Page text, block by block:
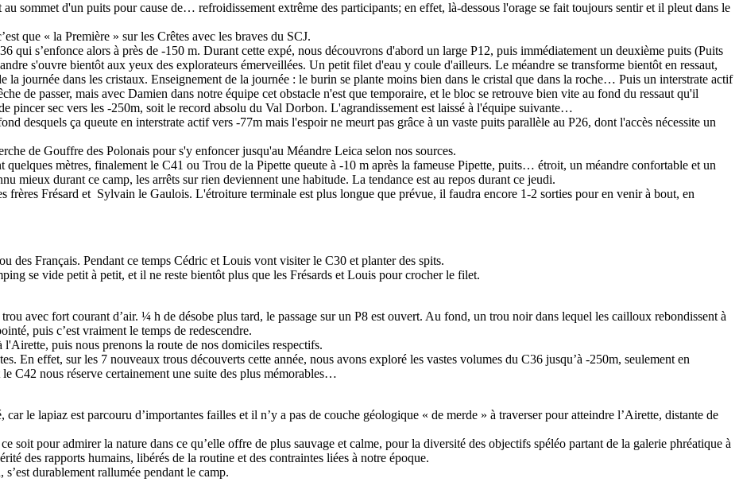
sommet d'un puits pour cause de… refroidissement extrême des participants; en effet, là-dessous l'orage se fait toujours sentir et il pleut dans le
que « la Première » sur les Crêtes avec les braves du SCJ.
qui s’enfonce alors à près de -150 m. Durant cette expé, nous découvrons d'abord un large P12, puis immédiatement un deuxième puits (Puits
s'ouvre bientôt aux yeux des explorateurs émerveillées. Un petit filet d'eau y coule d'ailleurs. Le méandre se transforme bientôt en ressaut,
la journée dans les cristaux. Enseignement de la journée : le burin se plante moins bien dans le cristal que dans la roche… Puis un interstrate actif
de passer, mais avec Damien dans notre équipe cet obstacle n'est que temporaire, et le bloc se retrouve bien vite au fond du ressaut qu'il
pincer sec vers les -250m, soit le record absolu du Val Dorbon. L'agrandissement est laissé à l'équipe suivante…
desquels ça queute en interstrate actif vers -77m mais l'espoir ne meurt pas grâce à un vaste puits parallèle au P26, dont l'accès nécessite un
de Gouffre des Polonais pour s'y enfoncer jusqu'au Méandre Leica selon nos sources.
mètres, finalement le C41 ou Trou de la Pipette queute à -10 m après la fameuse Pipette, puits… étroit, un méandre confortable et un
durant ce camp, les arrêts sur rien deviennent une habitude. La tendance est au repos durant ce jeudi.
frères Frésard et Sylvain le Gaulois. L'étroiture terminale est plus longue que prévue, il faudra encore 1-2 sorties pour en venir à bout, en
des Français. Pendant ce temps Cédric et Louis vont visiter le C30 et planter des spits.
se vide petit à petit, et il ne reste bientôt plus que les Frésards et Louis pour crocher le filet.
avec fort courant d’air. ¼ h de désobe plus tard, le passage sur un P8 est ouvert. Au fond, un trou noir dans lequel les cailloux rebondissent à
puis c’est vraiment le temps de redescendre.
puis nous prenons la route de nos domiciles respectifs.
En effet, sur les 7 nouveaux trous découverts cette année, nous avons exploré les vastes volumes du C36 jusqu’à -250m, seulement en
C42 nous réserve certainement une suite des plus mémorables…
le lapiaz est parcouru d’importantes failles et il n’y a pas de couche géologique « de merde » à traverser pour atteindre l’Airette, distante de
soit pour admirer la nature dans ce qu’elle offre de plus sauvage et calme, pour la diversité des objectifs spéléo partant de la galerie phréatique à
des rapports humains, libérés de la routine et des contraintes liées à notre époque.
durablement rallumée pendant le camp.